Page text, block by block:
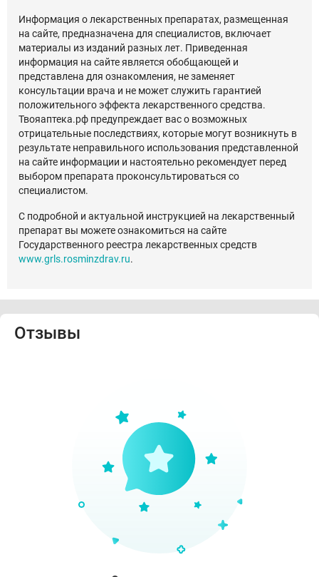
Информация о лекарственных препаратах, размещенная
на сайте, предназначена для специалистов, включает
материалы из изданий разных лет. Приведенная
информация на сайте является обобщающей и
представлена для ознакомления, не заменяет
консультации врача и не может служить гарантией
положительного эффекта лекарственного средства.
Твояаптека.рф предупреждает вас о возможных
отрицательные последствиях, которые могут возникнуть в
результате неправильного использования представленной
на сайте информации и настоятельно рекомендует перед
выбором препарата проконсультироваться со
специалистом.
С подробной и актуальной инструкцией на лекарственный
препарат вы можете ознакомиться на сайте
Государственного реестра лекарственных средств
www.grls.rosminzdrav.ru.
Отзывы